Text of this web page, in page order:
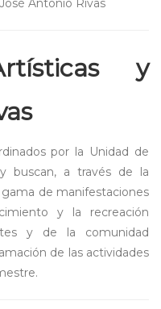
José Antonio Rivas
y
por la Unidad de
y buscan, a través de la
de manifestaciones
y la recreación
y de la comunidad
de las actividades